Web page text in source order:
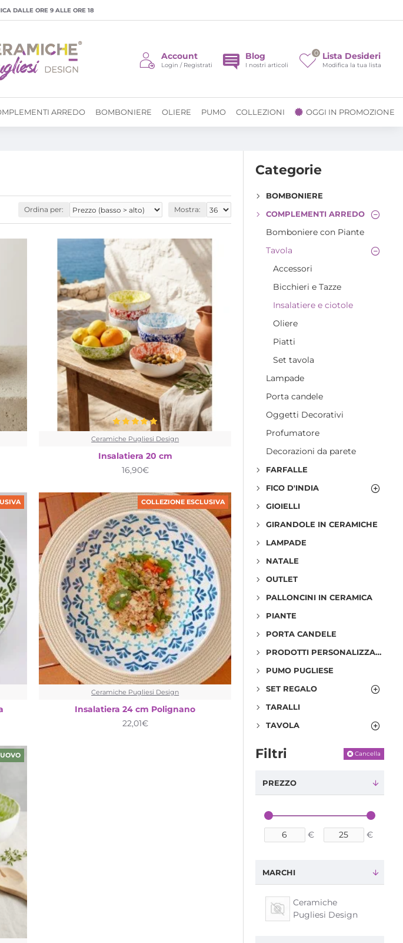
DALLE ORE 9 ALLE ORE 18
Account
Login / Registrati
Blog
I nostri articoli
Lista Desideri
Modifica la tua lista
0
ARREDO BOMBONIERE OLIERE PUMO COLLEZIONI OGGI IN PROMOZIONE
Ordina per: Mostra:
Ceramiche Pugliesi Design
Insalatiera 20 cm
16,90€
COLLEZIONE ESCLUSIVA
Ceramiche Pugliesi Design
Insalatiera 24 cm Polignano
22,01€
Categorie
BOMBONIERE
COMPLEMENTI ARREDO
Bomboniere con Piante
Tavola
Accessori
Bicchieri e Tazze
Insalatiere e ciotole
Oliere
Piatti
Set tavola
Lampade
Porta candele
Oggetti Decorativi
Profumatore
Decorazioni da parete
FARFALLE
FICO D'INDIA
GIOIELLI
GIRANDOLE IN CERAMICHE
LAMPADE
NATALE
OUTLET
PALLONCINI IN CERAMICA
PIANTE
PORTA CANDELE
PRODOTTI PERSONALIZZABILI
PUMO PUGLIESE
SET REGALO
TARALLI
TAVOLA
Filtri Cancella
PREZZO
€ €
MARCHI
Ceramiche
Pugliesi Design